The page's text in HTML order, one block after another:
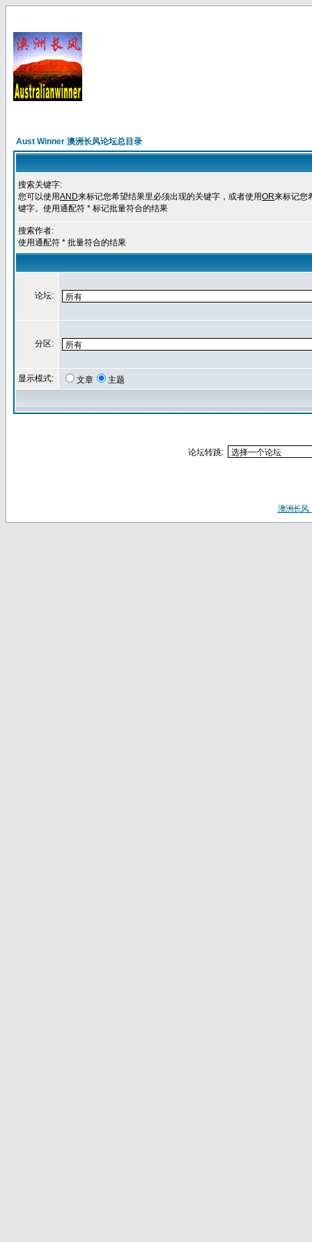
Aust Winner 澳洲长风论坛总目录
搜索关键字:
您可以使用AND来标记您希望结果里必须出现的关键字，或者使用OR来标记您
键字。使用通配符 * 标记批量符合的结果
搜索作者:
使用通配符 * 批量符合的结果
论坛:
分区:
显示模式: 文章 主题
论坛转跳:
澳洲长风